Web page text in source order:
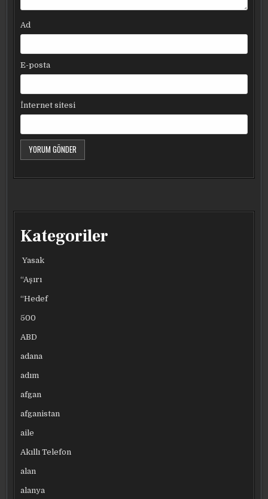
Ad
E-posta
İnternet sitesi
Kategoriler
Yasak
“Aşırı
“Hedef
500
ABD
adana
adım
afgan
afganistan
aile
Akıllı Telefon
alan
alanya